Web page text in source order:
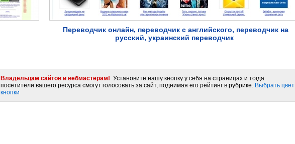
Переводчик онлайн, переводчик с английского, переводчик на
русский, украинский переводчик
Владельцам сайтов и вебмастерам! Установите нашу кнопку у себя на страницах и тогда
посетители вашего ресурса смогут голосовать за сайт, поднимая его рейтинг в рубрике. Выбрать цвет
кнопки